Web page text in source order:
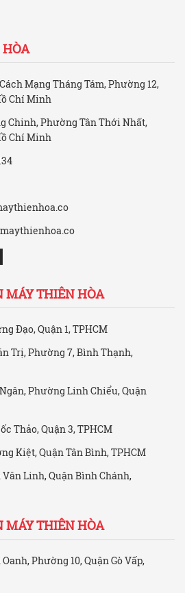
Mạng Tháng Tám, Phường 12,
Chí Minh
Chinh, Phường Tân Thới Nhất,
Chí Minh
THIÊN HÒA
Đạo, Quận 1, TPHCM
Trị, Phường 7, Bình Thạnh,
Phường Linh Chiểu, Quận
Thảo, Quận 3, TPHCM
Kiệt, Quận Tân Bình, TPHCM
Linh, Quận Bình Chánh,
THIÊN HÒA
Phường 10, Quận Gò Vấp,